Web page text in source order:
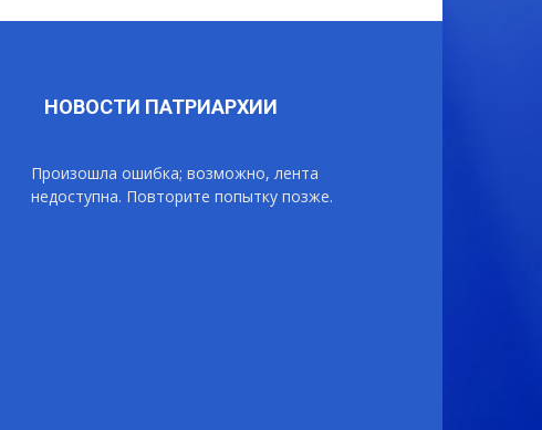
НОВОСТИ ПАТРИАРХИИ
Произошла ошибка; возможно, лента
недоступна. Повторите попытку позже.